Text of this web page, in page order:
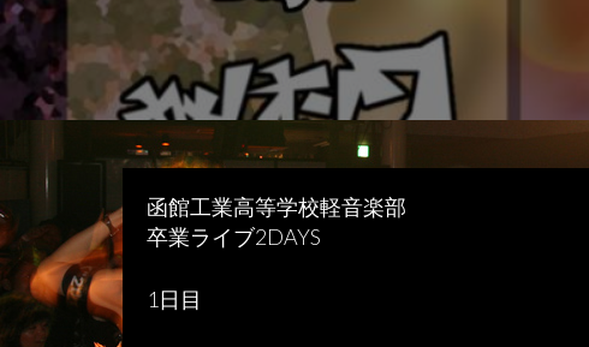
函館工業高等学校軽音楽部
卒業ライブ2DAYS
1日目